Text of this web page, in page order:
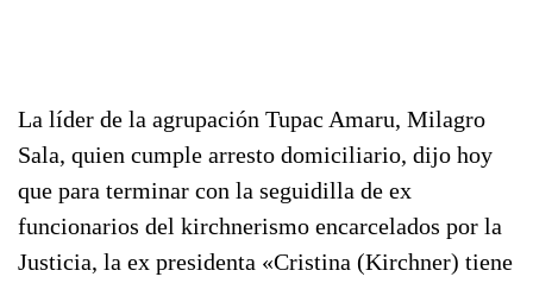
La líder de la agrupación Tupac Amaru, Milagro
Sala, quien cumple arresto domiciliario, dijo hoy
que para terminar con la seguidilla de ex
funcionarios del kirchnerismo encarcelados por la
Justicia, la ex presidenta «Cristina (Kirchner) tiene